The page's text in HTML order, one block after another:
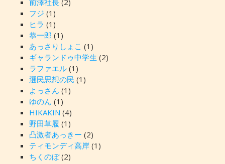
フジ (1)
ヒラ (1)
恭一郎 (1)
あっさりしょこ (1)
ギャランドゥ中学生 (2)
ラファエル(1)
選民思想の民 (1)
よっさん (1)
ゆのん (1)
HIKAKIN (4)
野田草履 (1)
凸激者あっきー (2)
ティモンディ高岸(1)
ちくのぼ(2)